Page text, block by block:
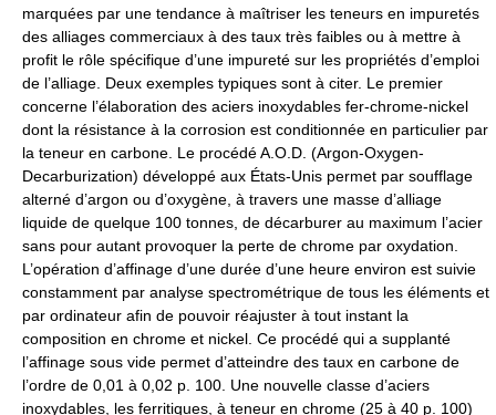
marquées par une tendance à maîtriser les teneurs en impuretés
des alliages commerciaux à des taux très faibles ou à mettre à
profit le rôle spécifique d’une impureté sur les propriétés d’emploi
de l’alliage. Deux exemples typiques sont à citer. Le premier
concerne l’élaboration des aciers inoxydables fer-chrome-nickel
dont la résistance à la corrosion est conditionnée en particulier par
la teneur en carbone. Le procédé A.O.D. (Argon-Oxygen-
Decarburization) développé aux États-Unis permet par soufflage
alterné d’argon ou d’oxygène, à travers une masse d’alliage
liquide de quelque 100 tonnes, de décarburer au maximum l’acier
sans pour autant provoquer la perte de chrome par oxydation.
L’opération d’affinage d’une durée d’une heure environ est suivie
constamment par analyse spectrométrique de tous les éléments et
par ordinateur afin de pouvoir réajuster à tout instant la
composition en chrome et nickel. Ce procédé qui a supplanté
l’affinage sous vide permet d’atteindre des taux en carbone de
l’ordre de 0,01 à 0,02 p. 100. Une nouvelle classe d’aciers
inoxydables, les ferritiques, à teneur en chrome (25 à 40 p. 100)